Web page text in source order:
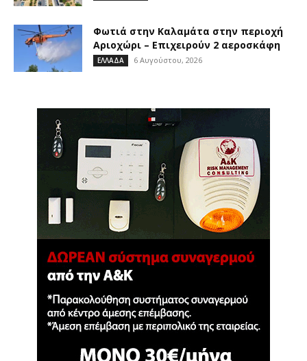
Φωτιά στην Καλαμάτα στην περιοχή
Αριοχώρι – Επιχειρούν 2 αεροσκάφη
ΕΛΛΑΔΑ 6 Αυγούστου, 2026